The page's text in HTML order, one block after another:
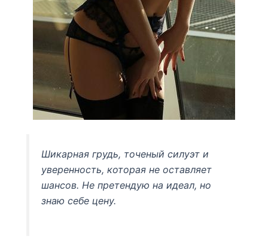
Шикарная грудь, точеный силуэт и
уверенность, которая не оставляет
шансов. Не претендую на идеал, но
знаю себе цену.